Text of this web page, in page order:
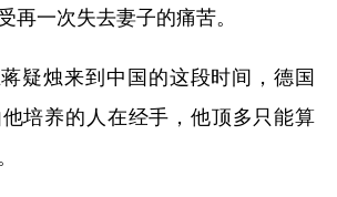
再一次失去妻子的痛苦。
疑烛来到中国的这段时间，德国
培养的人在经手，他顶多只能算